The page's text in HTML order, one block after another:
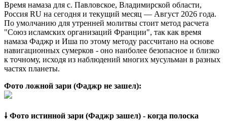
Время намаза для с. Павловское, Владимирской области,
Россия RU на сегодня и текущий месяц — Август 2026 года.
По умолчанию для утренней молитвы стоит метод расчета
"Союз исламских организаций Франции", так как время
намаза Фаджр и Иша по этому методу рассчитано на основе
навигационных сумерков - оно наиболее безопасное и близко
к точному, исходя из наблюдений многих мусульман в разных
частях планеты.
Фото ложной зари (Фаджр не зашел):
🠗 Фото истинной зари (Фаджр зашел) - когда полоска